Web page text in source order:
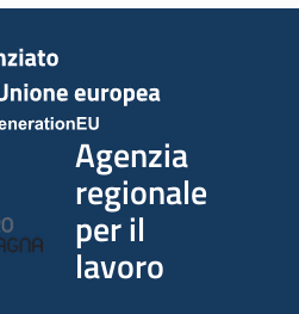
Agenzia
regionale
per il
lavoro